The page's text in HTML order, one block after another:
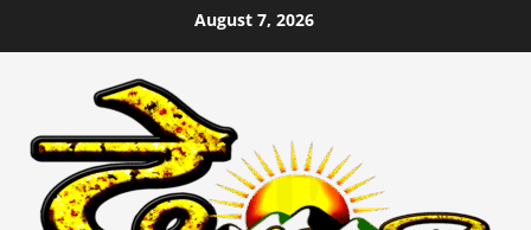
to
August 7, 2026